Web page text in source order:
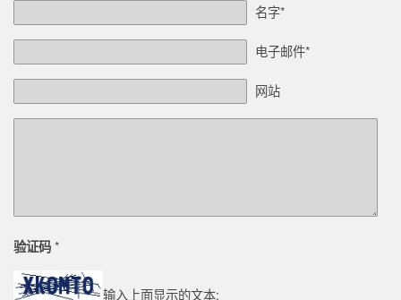
名字*
电子邮件*
网站
验证码 *
输入上面显示的文本: